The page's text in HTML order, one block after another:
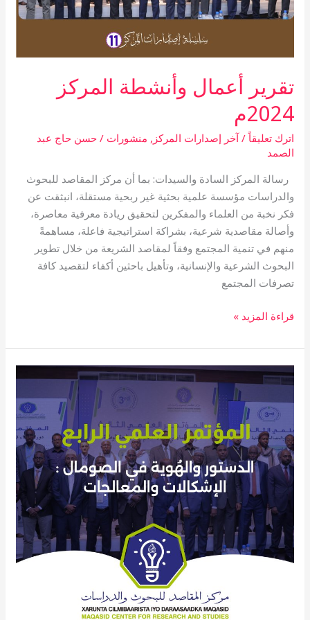
تقرير أعمال وأنشطة المركز
2024م
اترك تعليقاً /آخر إصدارات المركز , منشورات /حسن حاج عبد
الصمد
رسالة المركز السادة والسيدات: بما أن مركز المقاصد للبحوث
والدراسات مؤسسة علمية بحثية غير ربحية مستقلة، انبثقت عن
فكر نخبة من العلماء والمفكرين لتحقيق ريادة معرفية معاصرة،
وأصالة مقاصدية شرعية، بشراكة استراتيجية فاعلة، مساهمةً
منهم في تنمية المجتمع وفقاً لمقاصد الشريعة من خلال تطوير
البحوث الشرعية والإنسانية، وتأهيل باحثين أكفاء لتقصيد كافة
تصرفات المجتمع
قراءة المزيد »
إعلان
عن
إقامة
مؤتمر
علمي